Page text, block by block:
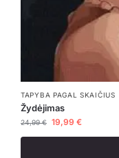
TAPYBA PAGAL SKAIČIUS
Žydėjimas
24,99€ 19,99 €